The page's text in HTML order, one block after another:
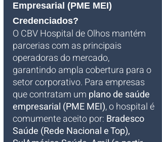
Empresarial (PME MEI)
Credenciados?
O CBV Hospital de Olhos mantém
parcerias com as principais
operadoras do mercado,
garantindo ampla cobertura para o
setor corporativo. Para empresas
que contratam um plano de saúde
empresarial (PME MEI), o hospital é
comumente aceito por: Bradesco
Saúde (Rede Nacional e Top),